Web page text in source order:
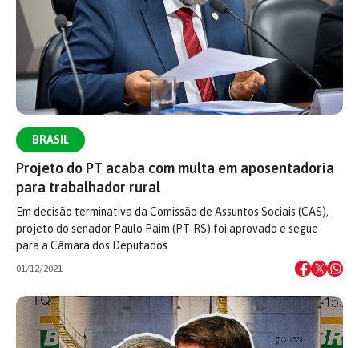
BRASIL
Projeto do PT acaba com multa em aposentadoria
para trabalhador rural
Em decisão terminativa da Comissão de Assuntos Sociais (CAS),
projeto do senador Paulo Paim (PT-RS) foi aprovado e segue
para a Câmara dos Deputados
01/12/2021